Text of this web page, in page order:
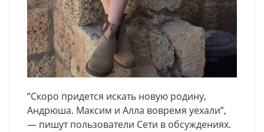
“Скоро придется искать новую родину,
Андрюша. Максим и Алла вовремя уехали”,
— пишут пользователи Сети в обсуждениях.